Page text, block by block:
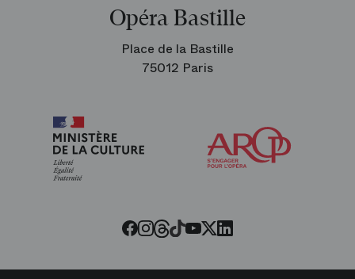
Opéra Bastille
Place de la Bastille
75012 Paris
Facebook
Instagram
Threads
Tiktok
Youtube
Twitter
LinkedIn